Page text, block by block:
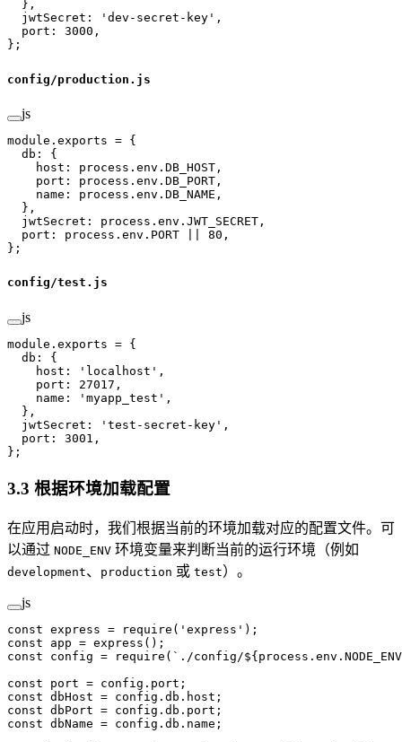
  },
  jwtSecret:
'dev-secret-key' ,
  port:
3000 ,
};
config/production.js
js
module . exports = {
  db: {
    host: process.env.
DB_HOST ,
    port: process.env.
DB_PORT ,
    name: process.env.
DB_NAME ,
  },
  jwtSecret: process.env.
JWT_SECRET ,
  port: process.env.
PORT 80 ,
};
config/test.js
js
module . exports = {
  db: {
    host:
'localhost' ,
    port:
27017 ,
    name:
'myapp_test' ,
  },
  jwtSecret:
'test-secret-key' ,
  port:
3001 ,
};
3.3 根据环境加载配置
在应用启动时，我们根据当前的环境加载对应的配置文件。可
以通过 NODE_ENV 环境变量来判断当前的运行环境（例如
development、 production 或 test）。
js
const express = require ( 'express' );
const app = express ();
const config = require ( `./config/${ process . env . NODE_ENV
const port = config.port;
const dbHost = config.db.host;
const dbPort = config.db.port;
const dbName = config.db.name;